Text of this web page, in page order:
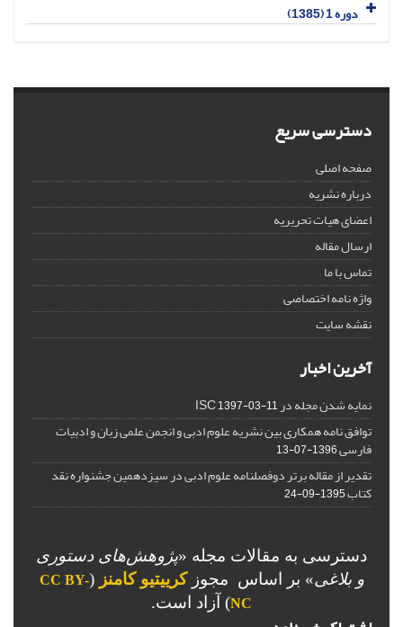
دوره 1 (1385)
دسترسی سریع
صفحه اصلی
درباره نشریه
اعضای هیات تحریریه
ارسال مقاله
تماس با ما
واژه نامه اختصاصی
نقشه سایت
آخرین اخبار
نمایه شدن مجله در ISC1397-03-11
توافق نامه همکاری بین نشریه علوم ادبی و انجمن علمی زبان و ادبیات
فارسی1396-07-13
تقدیر از مقاله برتر دوفصلنامه علوم ادبی در سیزدهمین جشنواره نقد
کتاب1395-09-24
دسترسی به مقالات مجله «پژوهش‌های دستوری
و بلاغی» بر اساس مجوزکرییتیو کامنز (
CC BY-
NC) آزاد است.